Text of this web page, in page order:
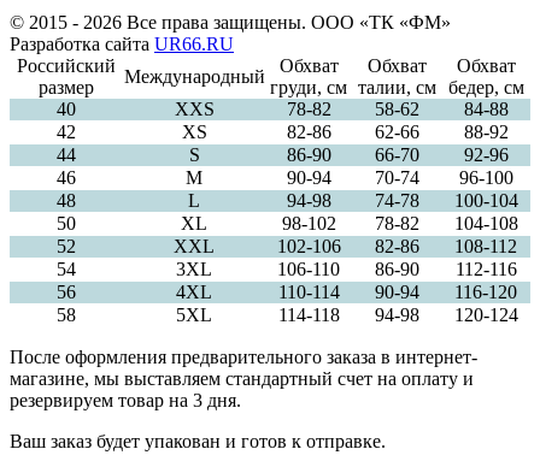
© 2015 - 2026 Все права защищены. ООО «ТК «ФМ»
Разработка сайта UR66.RU
Российский
размер
Международный
Обхват
груди, см
Обхват
талии, см
Обхват
бедер, см
40
ХXS 78-82 58-62
84-88
42
XS 82-86 62-66
88-92
44
S 86-90 66-70
92-96
46
M 90-94 70-74
96-100
48
L 94-98 74-78
100-104
50
XL 98-102 78-82
104-108
52
XXL 102-106 82-86
108-112
54
3XL 106-110 86-90
112-116
56
4XL 110-114 90-94
116-120
58
5XL 114-118 94-98 120-124
После оформления предварительного заказа в интернет-
магазине, мы выставляем стандартный счет на оплату и
резервируем товар на 3 дня.
Ваш заказ будет упакован и готов к отправке.